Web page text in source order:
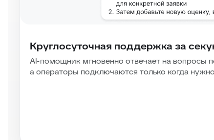
Круглосуточная поддержка за
AI-помощник мгновенно отвечает на вопросы
а операторы подключаются только когда нужно